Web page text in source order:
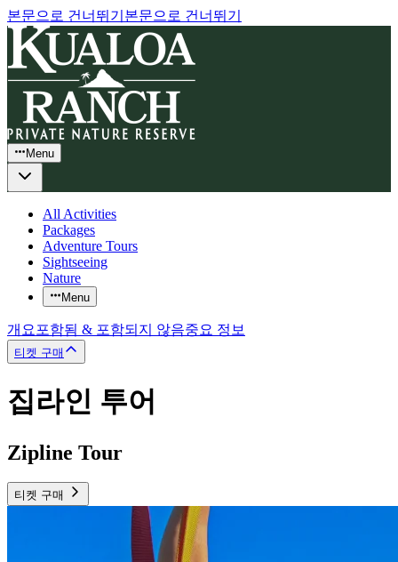
본문으로 건너뛰기 본문으로 건너뛰기
Menu
All Activities
Packages
Adventure Tours
Sightseeing
Nature
Menu
개요 포함됨 & 포함되지 않음중요 정보
티켓 구매
집라인 투어
Zipline Tour
티켓 구매